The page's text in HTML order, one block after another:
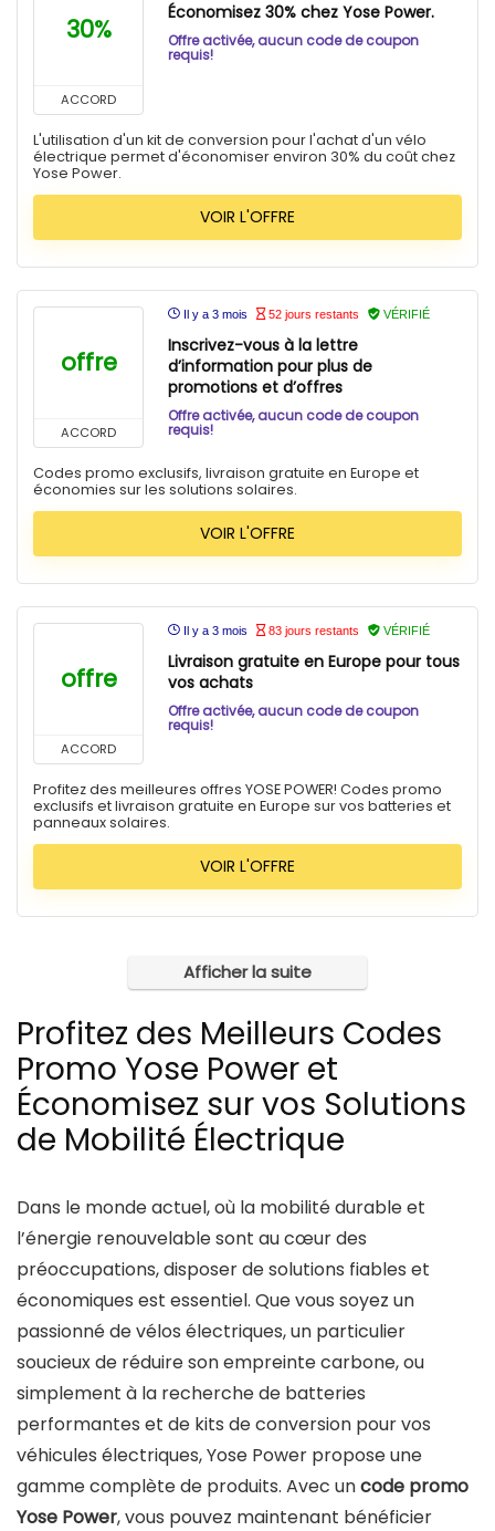
30%
ACCORD
Économisez 30% chez Yose Power.
Offre activée, aucun code de coupon
requis!
L'utilisation d'un kit de conversion pour l'achat d'un vélo
électrique permet d'économiser environ 30% du coût chez
Yose Power.
VOIR L'OFFRE
offre
ACCORD
Il y a 3 mois 52 jours restants VÉRIFIÉ
Inscrivez-vous à la lettre
d’information pour plus de
promotions et d’offres
Offre activée, aucun code de coupon
requis!
Codes promo exclusifs, livraison gratuite en Europe et
économies sur les solutions solaires.
VOIR L'OFFRE
offre
ACCORD
Il y a 3 mois 83 jours restants VÉRIFIÉ
Livraison gratuite en Europe pour tous
vos achats
Offre activée, aucun code de coupon
requis!
Profitez des meilleures offres YOSE POWER! Codes promo
exclusifs et livraison gratuite en Europe sur vos batteries et
panneaux solaires.
VOIR L'OFFRE
Afficher la suite
Profitez des Meilleurs Codes
Promo Yose Power et
Économisez sur vos Solutions
de Mobilité Électrique
Dans le monde actuel, où la mobilité durable et
l’énergie renouvelable sont au cœur des
préoccupations, disposer de solutions fiables et
économiques est essentiel. Que vous soyez un
passionné de vélos électriques, un particulier
soucieux de réduire son empreinte carbone, ou
simplement à la recherche de batteries
performantes et de kits de conversion pour vos
véhicules électriques, Yose Power propose une
gamme complète de produits. Avec uncode promo
Yose Power, vous pouvez maintenant bénéficier